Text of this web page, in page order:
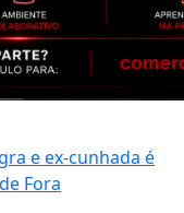
e ex-cunhada é
Fora